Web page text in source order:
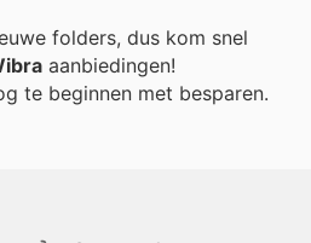
folders, dus kom snel
aanbiedingen!
te beginnen met besparen.